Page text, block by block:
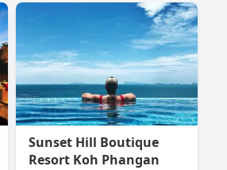
Sunset Hill Boutique
Resort Koh Phangan